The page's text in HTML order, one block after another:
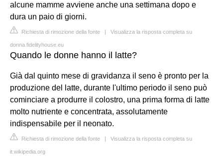
alcune mamme avviene anche una settimana dopo e
dura un paio di giorni.
Richiesta di rimozione della fonte | Visualizza la risposta completa su
donna.fidelityhouse.eu
Quando le donne hanno il latte?
Già dal quinto mese di gravidanza il seno è pronto per la
produzione del latte, durante l'ultimo periodo il seno può
cominciare a produrre il colostro, una prima forma di latte
molto nutriente e concentrata, assolutamente
indispensabile per il neonato.
Richiesta di rimozione della fonte | Visualizza la risposta completa su
it.wikipedia.org